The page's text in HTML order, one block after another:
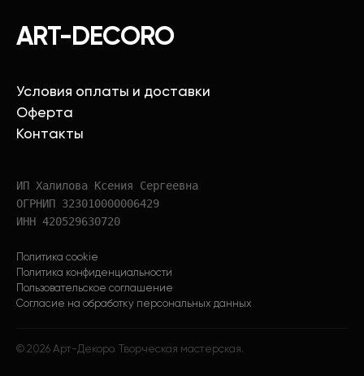
ART-DECORO
Условия оплаты и доставки
Оферта
Контакты
ИП Халилова Ксения Сергеевна
ОГРНИП 323010000006429
ИНН 420529630720
Политика cookie
Политика конфиденциальности
Пользовательское соглашение
Согласие на обработку персональных данных
© 2026 Арт-Декоро. Творческая мастерская.